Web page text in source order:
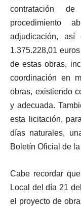
contratación
procedimiento
adjudicación,
1.375.228,01
de estas obras,
coordinación en
obras, existiendo
y adecuada.
esta licitación,
días naturales,
Boletín Oficial de
Cabe recordar
Local del día 21
el proyecto de